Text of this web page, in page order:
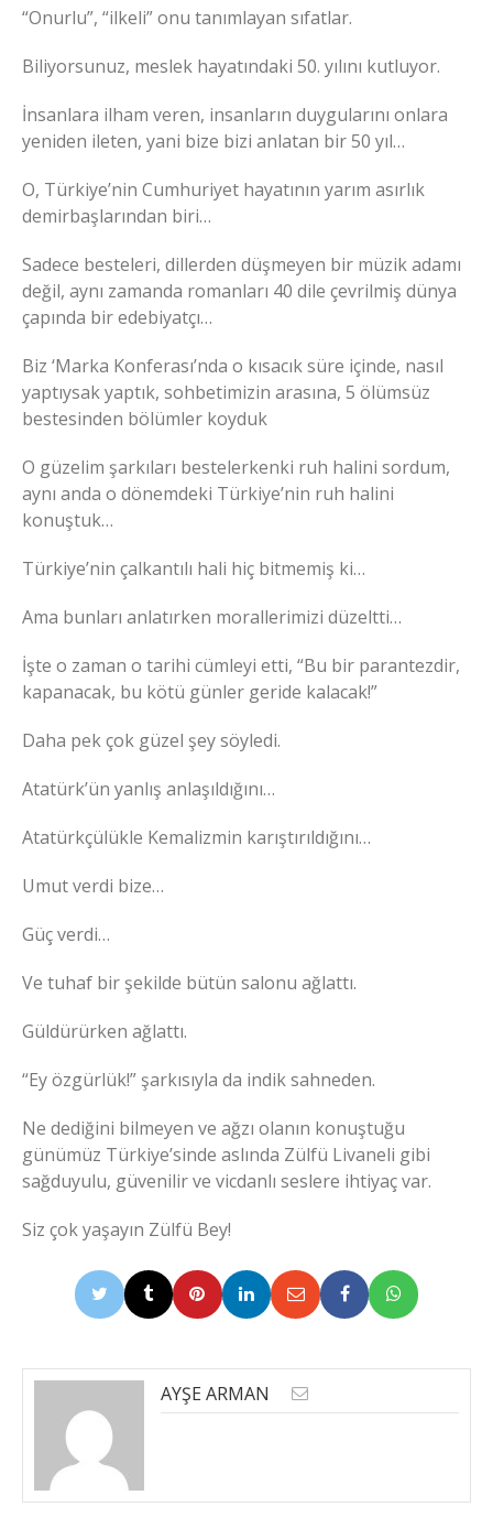
“Onurlu”, “ilkeli” onu tanımlayan sıfatlar.
Biliyorsunuz, meslek hayatındaki 50. yılını kutluyor.
İnsanlara ilham veren, insanların duygularını onlara
yeniden ileten, yani bize bizi anlatan bir 50 yıl…
O, Türkiye’nin Cumhuriyet hayatının yarım asırlık
demirbaşlarından biri…
Sadece besteleri, dillerden düşmeyen bir müzik adamı
değil, aynı zamanda romanları 40 dile çevrilmiş dünya
çapında bir edebiyatçı…
Biz ‘Marka Konferası’nda o kısacık süre içinde, nasıl
yaptıysak yaptık, sohbetimizin arasına, 5 ölümsüz
bestesinden bölümler koyduk
O güzelim şarkıları bestelerkenki ruh halini sordum,
aynı anda o dönemdeki Türkiye’nin ruh halini
konuştuk…
Türkiye’nin çalkantılı hali hiç bitmemiş ki…
Ama bunları anlatırken morallerimizi düzeltti…
İşte o zaman o tarihi cümleyi etti, “Bu bir parantezdir,
kapanacak, bu kötü günler geride kalacak!”
Daha pek çok güzel şey söyledi.
Atatürk’ün yanlış anlaşıldığını…
Atatürkçülükle Kemalizmin karıştırıldığını…
Umut verdi bize…
Güç verdi…
Ve tuhaf bir şekilde bütün salonu ağlattı.
Güldürürken ağlattı.
“Ey özgürlük!” şarkısıyla da indik sahneden.
Ne dediğini bilmeyen ve ağzı olanın konuştuğu
günümüz Türkiye’sinde aslında Zülfü Livaneli gibi
sağduyulu, güvenilir ve vicdanlı seslere ihtiyaç var.
Siz çok yaşayın Zülfü Bey!
AYŞE ARMAN